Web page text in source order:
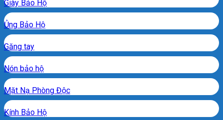
Giày Bảo Hộ
Ủng Bảo Hộ
Găng tay
Nón bảo hộ
Mặt Nạ Phòng Độc
Kính Bảo Hộ